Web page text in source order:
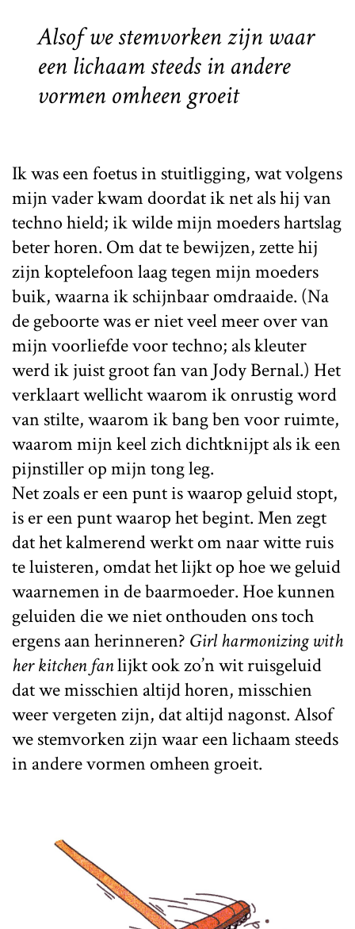
Alsof we stemvorken zijn waar
een lichaam steeds in andere
vormen omheen groeit
Ik was een foetus in stuitligging, wat volgens
mijn vader kwam doordat ik net als hij van
techno hield; ik wilde mijn moeders hartslag
beter horen. Om dat te bewijzen, zette hij
zijn koptelefoon laag tegen mijn moeders
buik, waarna ik schijnbaar omdraaide. (Na
de geboorte was er niet veel meer over van
mijn voorliefde voor techno; als kleuter
werd ik juist groot fan van Jody Bernal.) Het
verklaart wellicht waarom ik onrustig word
van stilte, waarom ik bang ben voor ruimte,
waarom mijn keel zich dichtknijpt als ik een
pijnstiller op mijn tong leg.
Net zoals er een punt is waarop geluid stopt,
is er een punt waarop het begint. Men zegt
dat het kalmerend werkt om naar witte ruis
te luisteren, omdat het lijkt op hoe we geluid
waarnemen in de baarmoeder. Hoe kunnen
geluiden die we niet onthouden ons toch
ergens aan herinneren? Girl harmonizing with
her kitchen fanlijkt ook zo’n wit ruisgeluid
dat we misschien altijd horen, misschien
weer vergeten zijn, dat altijd nagonst. Alsof
we stemvorken zijn waar een lichaam steeds
in andere vormen omheen groeit.